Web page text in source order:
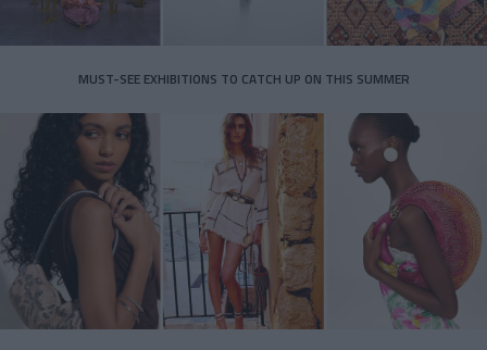
MUST-SEE EXHIBITIONS TO CATCH UP ON THIS SUMMER